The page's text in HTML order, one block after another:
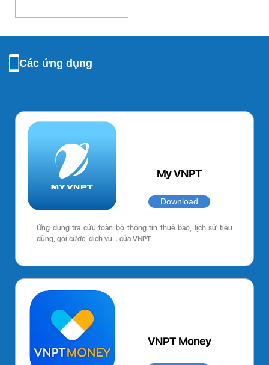
Các ứng dụng
My VNPT
Download
Ứng dụng tra cứu toàn bộ thông tin thuê bao, lịch sử tiêu
dùng, gói cước, dịch vụ… của VNPT.
VNPT Money